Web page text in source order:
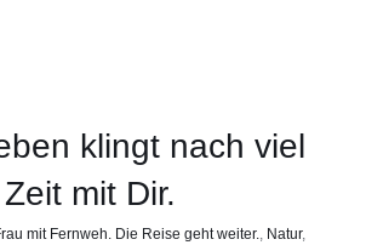
klingt nach viel
mit Dir.
mit Fernweh. Die Reise geht weiter., Natur,